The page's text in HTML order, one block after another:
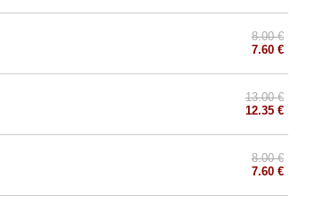
8.00 €
7.60 €
13.00 €
12.35 €
8.00 €
7.60 €